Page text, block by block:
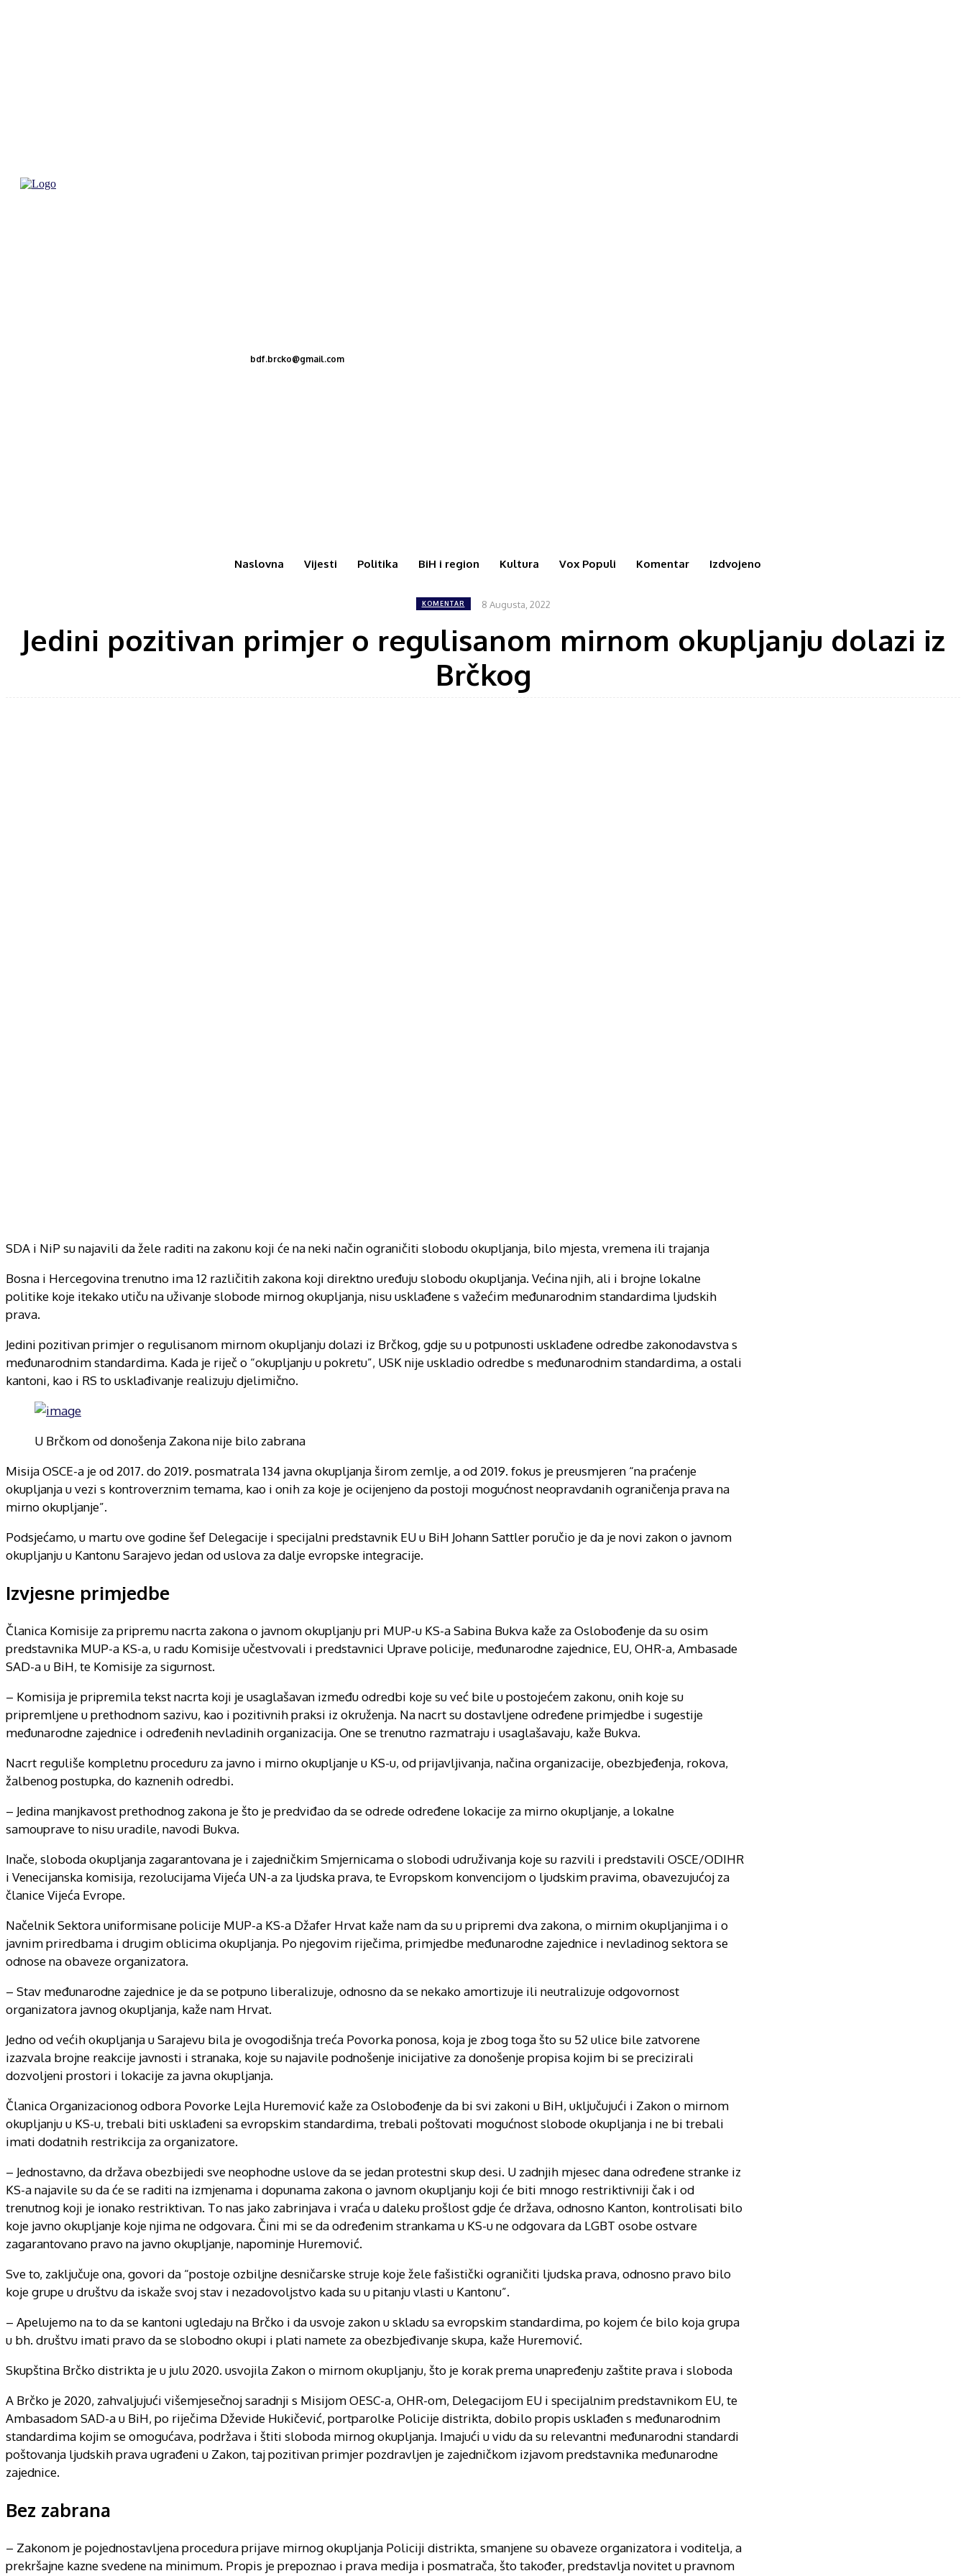
bdf.brcko@gmail.com
Naslovna Vijesti Politika BiH i region Kultura Vox Populi Komentar Izdvojeno
KOMENTAR 8 Augusta, 2022
Jedini pozitivan primjer o regulisanom mirnom okupljanju dolazi iz
Brčkog
SDA i NiP su najavili da žele raditi na zakonu koji će na neki način ograničiti slobodu okupljanja, bilo mjesta, vremena ili trajanja
Bosna i Hercegovina trenutno ima 12 različitih zakona koji direktno uređuju slobodu okupljanja. Većina njih, ali i brojne lokalne
politike koje itekako utiču na uživanje slobode mirnog okupljanja, nisu usklađene s važećim međunarodnim standardima ljudskih
prava.
Jedini pozitivan primjer o regulisanom mirnom okupljanju dolazi iz Brčkog, gdje su u potpunosti usklađene odredbe zakonodavstva s
međunarodnim standardima. Kada je riječ o “okupljanju u pokretu”, USK nije uskladio odredbe s međunarodnim standardima, a ostali
kantoni, kao i RS to usklađivanje realizuju djelimično.
U Brčkom od donošenja Zakona nije bilo zabrana
Misija OSCE-a je od 2017. do 2019. posmatrala 134 javna okupljanja širom zemlje, a od 2019. fokus je preusmjeren “na praćenje
okupljanja u vezi s kontroverznim temama, kao i onih za koje je ocijenjeno da postoji mogućnost neopravdanih ograničenja prava na
mirno okupljanje”.
Podsjećamo, u martu ove godine šef Delegacije i specijalni predstavnik EU u BiH Johann Sattler poručio je da je novi zakon o javnom
okupljanju u Kantonu Sarajevo jedan od uslova za dalje evropske integracije.
Izvjesne primjedbe
Članica Komisije za pripremu nacrta zakona o javnom okupljanju pri MUP-u KS-a Sabina Bukva kaže za Oslobođenje da su osim
predstavnika MUP-a KS-a, u radu Komisije učestvovali i predstavnici Uprave policije, međunarodne zajednice, EU, OHR-a, Ambasade
SAD-a u BiH, te Komisije za sigurnost.
– Komisija je pripremila tekst nacrta koji je usaglašavan između odredbi koje su već bile u postojećem zakonu, onih koje su
pripremljene u prethodnom sazivu, kao i pozitivnih praksi iz okruženja. Na nacrt su dostavljene određene primjedbe i sugestije
međunarodne zajednice i određenih nevladinih organizacija. One se trenutno razmatraju i usaglašavaju, kaže Bukva.
Nacrt reguliše kompletnu proceduru za javno i mirno okupljanje u KS-u, od prijavljivanja, načina organizacije, obezbjeđenja, rokova,
žalbenog postupka, do kaznenih odredbi.
– Jedina manjkavost prethodnog zakona je što je predviđao da se odrede određene lokacije za mirno okupljanje, a lokalne
samouprave to nisu uradile, navodi Bukva.
Inače, sloboda okupljanja zagarantovana je i zajedničkim Smjernicama o slobodi udruživanja koje su razvili i predstavili OSCE/ODIHR
i Venecijanska komisija, rezolucijama Vijeća UN-a za ljudska prava, te Evropskom konvencijom o ljudskim pravima, obavezujućoj za
članice Vijeća Evrope.
Načelnik Sektora uniformisane policije MUP-a KS-a Džafer Hrvat kaže nam da su u pripremi dva zakona, o mirnim okupljanjima i o
javnim priredbama i drugim oblicima okupljanja. Po njegovim riječima, primjedbe međunarodne zajednice i nevladinog sektora se
odnose na obaveze organizatora.
– Stav međunarodne zajednice je da se potpuno liberalizuje, odnosno da se nekako amortizuje ili neutralizuje odgovornost
organizatora javnog okupljanja, kaže nam Hrvat.
Jedno od većih okupljanja u Sarajevu bila je ovogodišnja treća Povorka ponosa, koja je zbog toga što su 52 ulice bile zatvorene
izazvala brojne reakcije javnosti i stranaka, koje su najavile podnošenje inicijative za donošenje propisa kojim bi se precizirali
dozvoljeni prostori i lokacije za javna okupljanja.
Članica Organizacionog odbora Povorke Lejla Huremović kaže za Oslobođenje da bi svi zakoni u BiH, uključujući i Zakon o mirnom
okupljanju u KS-u, trebali biti usklađeni sa evropskim standardima, trebali poštovati mogućnost slobode okupljanja i ne bi trebali
imati dodatnih restrikcija za organizatore.
– Jednostavno, da država obezbijedi sve neophodne uslove da se jedan protestni skup desi. U zadnjih mjesec dana određene stranke iz
KS-a najavile su da će se raditi na izmjenama i dopunama zakona o javnom okupljanju koji će biti mnogo restriktivniji čak i od
trenutnog koji je ionako restriktivan. To nas jako zabrinjava i vraća u daleku prošlost gdje će država, odnosno Kanton, kontrolisati bilo
koje javno okupljanje koje njima ne odgovara. Čini mi se da određenim strankama u KS-u ne odgovara da LGBT osobe ostvare
zagarantovano pravo na javno okupljanje, napominje Huremović.
Sve to, zaključuje ona, govori da “postoje ozbiljne desničarske struje koje žele fašistički ograničiti ljudska prava, odnosno pravo bilo
koje grupe u društvu da iskaže svoj stav i nezadovoljstvo kada su u pitanju vlasti u Kantonu”.
– Apelujemo na to da se kantoni ugledaju na Brčko i da usvoje zakon u skladu sa evropskim standardima, po kojem će bilo koja grupa
u bh. društvu imati pravo da se slobodno okupi i plati namete za obezbjeđivanje skupa, kaže Huremović.
Skupština Brčko distrikta je u julu 2020. usvojila Zakon o mirnom okupljanju, što je korak prema unapređenju zaštite prava i sloboda
A Brčko je 2020, zahvaljujući višemjesečnoj saradnji s Misijom OESC-a, OHR-om, Delegacijom EU i specijalnim predstavnikom EU, te
Ambasadom SAD-a u BiH, po riječima Dževide Hukičević, portparolke Policije distrikta, dobilo propis usklađen s međunarodnim
standardima kojim se omogućava, podržava i štiti sloboda mirnog okupljanja. Imajući u vidu da su relevantni međunarodni standardi
poštovanja ljudskih prava ugrađeni u Zakon, taj pozitivan primjer pozdravljen je zajedničkom izjavom predstavnika međunarodne
zajednice.
Bez zabrana
– Zakonom je pojednostavljena procedura prijave mirnog okupljanja Policiji distrikta, smanjene su obaveze organizatora i voditelja, a
prekršajne kazne svedene na minimum. Propis je prepoznao i prava medija i posmatrača, što također, predstavlja novitet u pravnom